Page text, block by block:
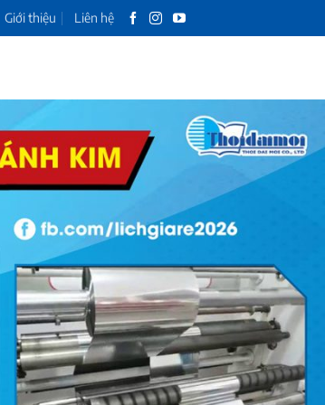
Giới thiệu Liên hệ